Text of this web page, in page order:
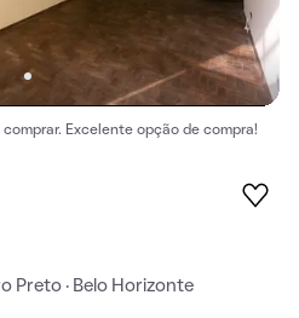
Excelente opção de compra!
Preto · Belo Horizonte